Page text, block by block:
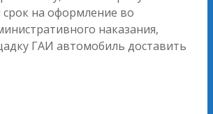
на оформление во
наказания,
ГАИ автомобиль доставить